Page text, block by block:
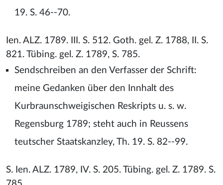
19. S. 46--70.
Ien. ALZ. 1789. III. S. 512. Goth. gel. Z. 1788, II. S.
821. Tübing. gel. Z. 1789, S. 785.
Sendschreiben an den Verfasser der Schrift:
meine Gedanken über den Innhalt des
Kurbraunschweigischen Reskripts u. s. w.
Regensburg 1789; steht auch in Reussens
teutscher Staatskanzley, Th. 19. S. 82--99.
S. Ien. ALZ. 1789, IV. S. 205. Tübing. gel. Z. 1789. S.